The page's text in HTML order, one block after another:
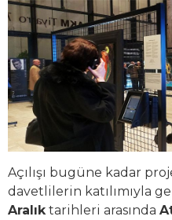
Açılışı bugüne kadar
davetlilerin katılımıyla
Aralık tarihleri arasında